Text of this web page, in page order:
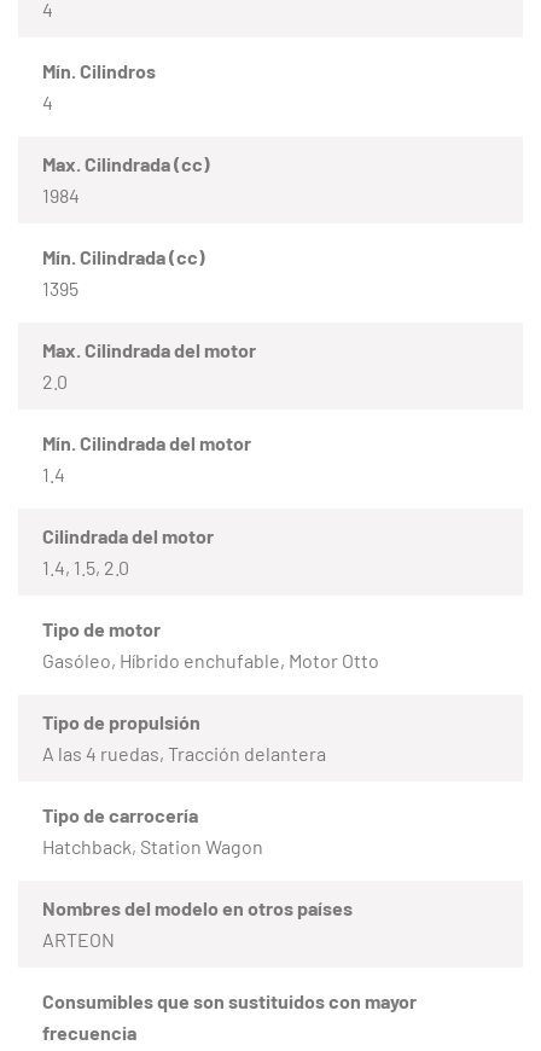
4
Mín. Cilindros
4
Max. Cilindrada (cc)
1984
Mín. Cilindrada (cc)
1395
Max. Cilindrada del motor
2.0
Mín. Cilindrada del motor
1.4
Cilindrada del motor
1.4, 1.5, 2.0
Tipo de motor
Gasóleo, Híbrido enchufable, Motor Otto
Tipo de propulsión
A las 4 ruedas, Tracción delantera
Tipo de carrocería
Hatchback, Station Wagon
Nombres del modelo en otros países
ARTEON
Consumibles que son sustituidos con mayor
frecuencia